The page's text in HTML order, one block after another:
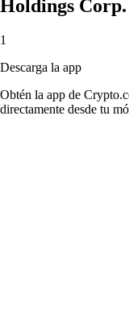
Holdings Corp.
1
Descarga la app
Obtén la app de
directamente desde tu